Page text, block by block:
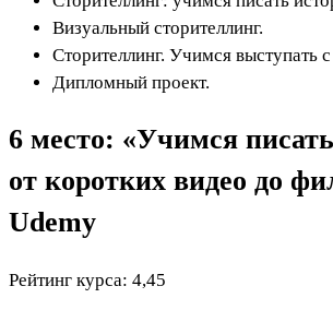
Визуальный сторителлинг.
Сторителлинг. Учимся выступать
Дипломный проект.
6 место: «Учимся
от коротких видео до
Udemy
Рейтинг курса: 4,45